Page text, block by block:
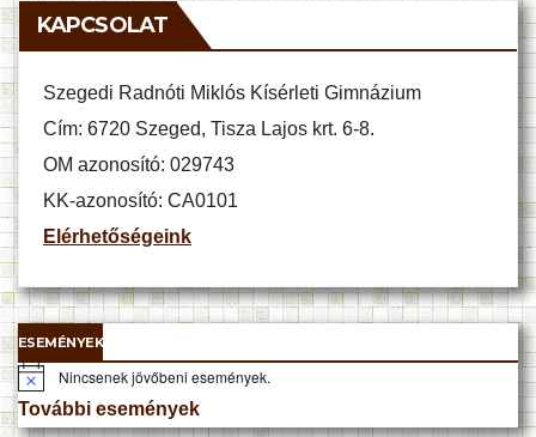
KAPCSOLAT
Szegedi Radnóti Miklós Kísérleti Gimnázium
Cím: 6720 Szeged, Tisza Lajos krt. 6-8.
OM azonosító: 029743
KK-azonosító: CA0101
Elérhetőségeink
ESEMÉNYEK
N
o
t
Nincsenek jövőbeni események.
További események